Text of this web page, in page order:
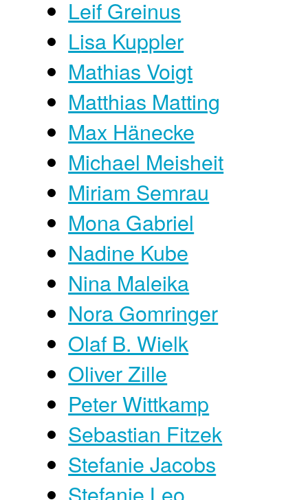
Leif Greinus
Lisa Kuppler
Mathias Voigt
Matthias Matting
Max Hänecke
Michael Meisheit
Miriam Semrau
Mona Gabriel
Nadine Kube
Nina Maleika
Nora Gomringer
Olaf B. Wielk
Oliver Zille
Peter Wittkamp
Sebastian Fitzek
Stefanie Jacobs